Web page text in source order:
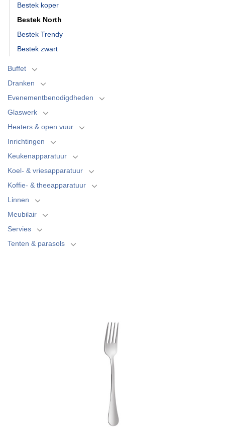
Bestek koper
Bestek North
Bestek Trendy
Bestek zwart
Buffet
Dranken
Evenementbenodigdheden
Glaswerk
Heaters & open vuur
Inrichtingen
Keukenapparatuur
Koel- & vriesapparatuur
Koffie- & theeapparatuur
Linnen
Meubilair
Servies
Tenten & parasols